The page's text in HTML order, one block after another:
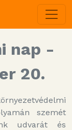
nap -
20.
szemét
udvarát és